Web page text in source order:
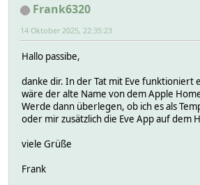
Frank6320
14 Oktober 2025, 22:35:23
Hallo passibe,
danke dir. In der Tat mit Eve funktioniert
wäre der alte Name von dem Apple
Werde dann überlegen, ob ich es als
oder mir zusätzlich die Eve App auf dem
viele Grüße
Frank